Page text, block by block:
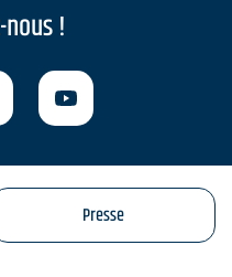
!
Presse